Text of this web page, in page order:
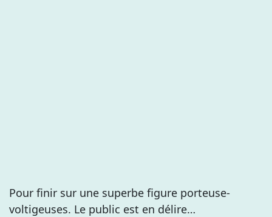
Pour finir sur une superbe figure porteuse-
voltigeuses. Le public est en délire…